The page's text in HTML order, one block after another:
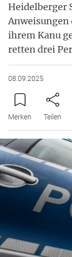
Heidelberger
ihrem Kanu
retten drei
08.09.2025
Merken Teilen